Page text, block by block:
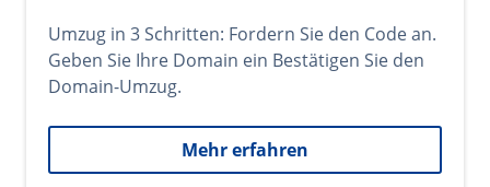
Umzug in 3 Schritten: Fordern Sie den Code an.
Geben Sie Ihre Domain ein Bestätigen Sie den
Domain-Umzug.
Mehr erfahren